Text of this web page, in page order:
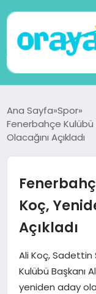
SAĞLIK
TEKNOLOJI
YAŞAM
Ana Sayfa Spor
Fenerbahçe Kulübü
Olacağını Açıkladı
Koç,
Açıkladı
Ali Koç, Sadettin
Kulübü Başkanı
yeniden aday